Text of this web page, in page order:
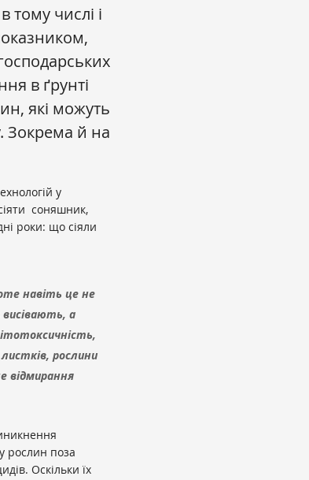
числі і
в ґрунті
які можуть
Зокрема й на
у
соняшник,
роки: що сіяли
навіть це не
висівають, а
рослини
відмирання
рослин поза
Оскільки їх